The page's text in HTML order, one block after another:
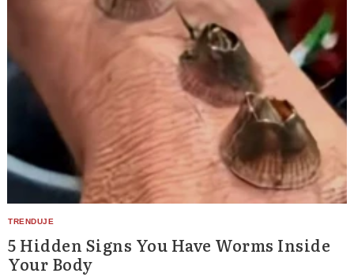
5 Hidden Signs You Have Worms Inside
Your Body